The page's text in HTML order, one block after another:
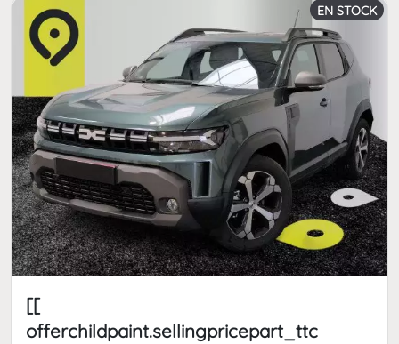
EN STOCK
[[
offerchildpaint.sellingpricepart_ttc